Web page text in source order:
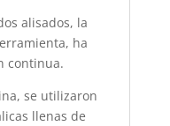
alisados, la
ha
continua.
se utilizaron
llenas de